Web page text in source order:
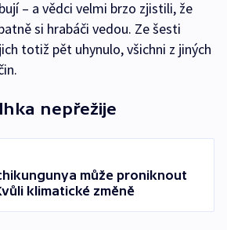
– a vědci velmi brzo zjistili, že
si hrabáči vedou. Ze šesti
totiž pět uhynulo, všichni z jiných
nepřežije
může proniknout
klimatické změně